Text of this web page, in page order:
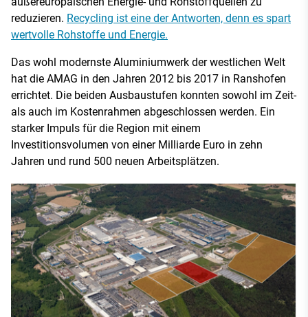
reduzieren. Recycling ist eine der Antworten, denn es spart
wertvolle Rohstoffe und Energie.
Das wohl modernste Aluminiumwerk der westlichen Welt
hat die AMAG in den Jahren 2012 bis 2017 in Ranshofen
errichtet. Die beiden Ausbaustufen konnten sowohl im Zeit-
als auch im Kostenrahmen abgeschlossen werden. Ein
starker Impuls für die Region mit einem
Investitionsvolumen von einer Milliarde Euro in zehn
Jahren und rund 500 neuen Arbeitsplätzen.